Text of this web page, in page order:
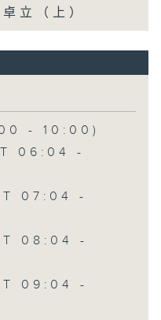
立（上）
- 10:00)
06:04 -
07:04 -
08:04 -
09:04 -